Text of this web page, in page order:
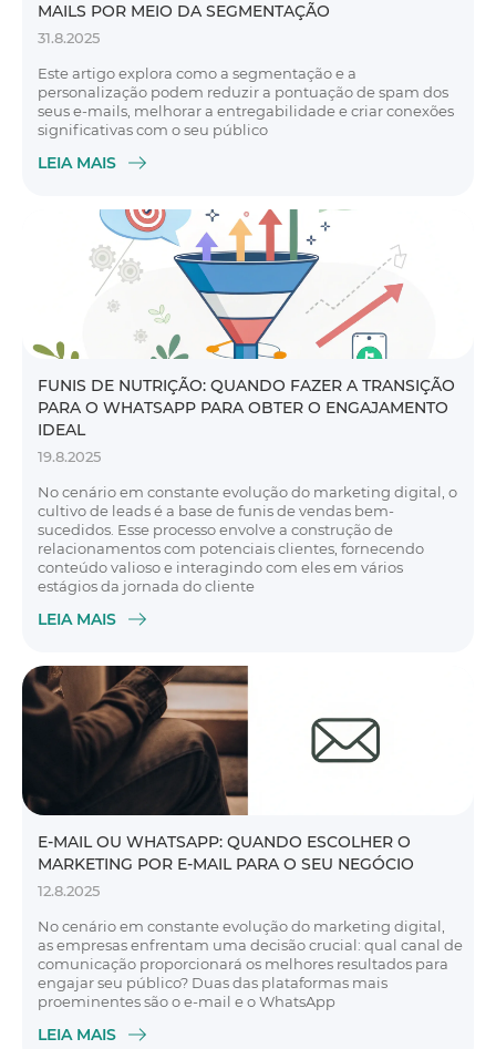
MAILS POR MEIO DA SEGMENTAÇÃO
31.8.2025
Este artigo explora como a segmentação e a
personalização podem reduzir a pontuação de spam dos
seus e-mails, melhorar a entregabilidade e criar conexões
significativas com o seu público
LEIA MAIS
FUNIS DE NUTRIÇÃO: QUANDO FAZER A TRANSIÇÃO
PARA O WHATSAPP PARA OBTER O ENGAJAMENTO
IDEAL
19.8.2025
No cenário em constante evolução do marketing digital, o
cultivo de leads é a base de funis de vendas bem-
sucedidos. Esse processo envolve a construção de
relacionamentos com potenciais clientes, fornecendo
conteúdo valioso e interagindo com eles em vários
estágios da jornada do cliente
LEIA MAIS
E-MAIL OU WHATSAPP: QUANDO ESCOLHER O
MARKETING POR E-MAIL PARA O SEU NEGÓCIO
12.8.2025
No cenário em constante evolução do marketing digital,
as empresas enfrentam uma decisão crucial: qual canal de
comunicação proporcionará os melhores resultados para
engajar seu público? Duas das plataformas mais
proeminentes são o e-mail e o WhatsApp
LEIA MAIS